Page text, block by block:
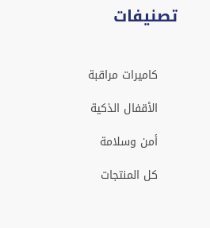
تصنيفات
كاميرات مراقبة
الأقفال الذكية
أمن وسلامة
كل المنتجات